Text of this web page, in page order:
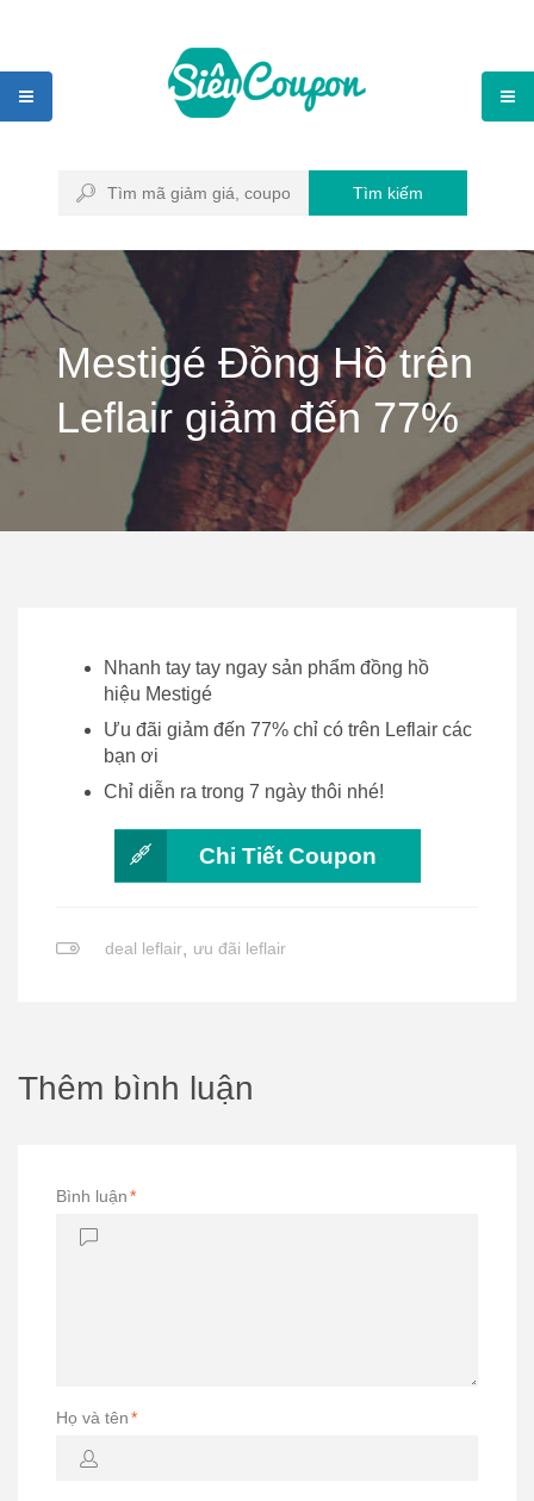
Tìm kiếm
Mestigé Đồng Hồ trên
Leflair giảm đến 77%
Nhanh tay tay ngay sản phẩm đồng hồ
hiệu Mestigé
Ưu đãi giảm đến 77% chỉ có trên Leflair các
bạn ơi
Chỉ diễn ra trong 7 ngày thôi nhé!
Chi Tiết Coupon
deal leflair, ưu đãi leflair
Thêm bình luận
Bình luận*
Họ và tên*